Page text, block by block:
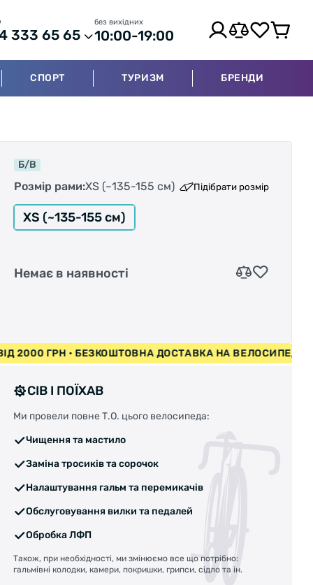
333 65 65
без вихідних
10:00-19:00
СПОРТ ТУРИЗМ БРЕНДИ
Б/В
Розмір рами:XS (~135-155 см) Підібрати розмір
XS (~135-155 см)
Немає в наявності
ВІД 2000 ГРН • БЕЗКОШТОВНА ДОСТАВКА НА
СІВ І ПОЇХАВ
Ми провели повне Т.О. цього велосипеда:
Чищення та мастило
Заміна тросиків та сорочок
Налаштування гальм та перемикачів
Обслуговування вилки та педалей
Обробка ЛФП
Також, при необхідності, ми змінюємо все що потрібно:
гальмівні колодки, камери, покришки, грипси, сідло та ін.